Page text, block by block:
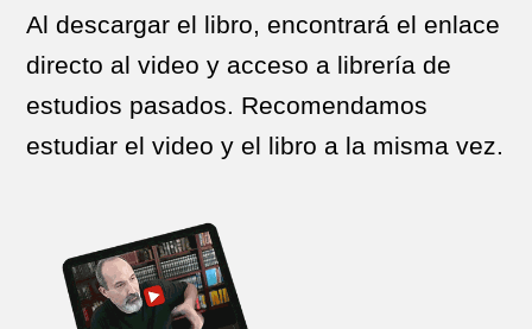
Al descargar el libro, encontrará el enlace
directo al video y acceso a librería de
estudios pasados. Recomendamos
estudiar el video y el libro a la misma vez.